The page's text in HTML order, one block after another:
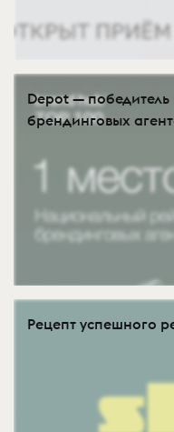
Depot —
брендинговых
Рецепт успешного